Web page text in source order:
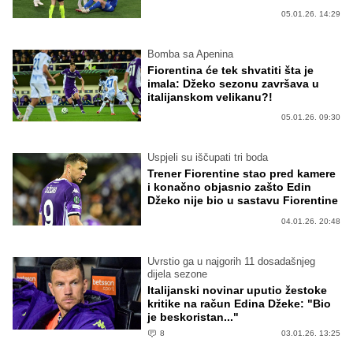
05.01.26. 14:29
Bomba sa Apenina
Fiorentina će tek shvatiti šta je
imala: Džeko sezonu završava u
italijanskom velikanu?!
05.01.26. 09:30
Uspjeli su iščupati tri boda
Trener Fiorentine stao pred kamere
i konačno objasnio zašto Edin
Džeko nije bio u sastavu Fiorentine
04.01.26. 20:48
Uvrstio ga u najgorih 11 dosadašnjeg
dijela sezone
Italijanski novinar uputio žestoke
kritike na račun Edina Džeke: "Bio
je beskoristan..."
8 03.01.26. 13:25